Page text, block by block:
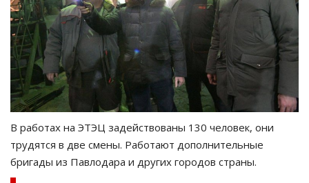
В работах на ЭТЭЦ задействованы 130 человек, они
трудятся в две смены. Работают дополнительные
бригады из Павлодара и других городов страны.